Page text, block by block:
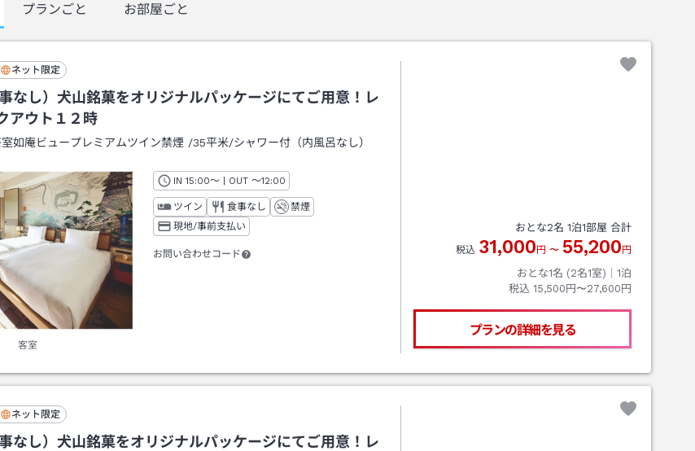
プランごと お部屋ごと
ネット限定
なし）犬山銘菓をオリジナルパッケージにてご用意！レ
アウト１２時
室如庵ビュープレミアムツイン禁煙/35平米/シャワー付（内風呂なし）
客室
IN チェックイン
15:00～ | OUT チェックアウト
～12:00
ツイン 食事なし
禁煙
現地/事前支払い
お問い合わせコード
おとな2名 1泊1部屋 合計
税込 31,000円 〜 55,200円
おとな1名 (2名1室)｜ 1泊
税込 15,500円〜27,600円
プランの詳細を見る
ネット限定
なし）犬山銘菓をオリジナルパッケージにてご用意！レ